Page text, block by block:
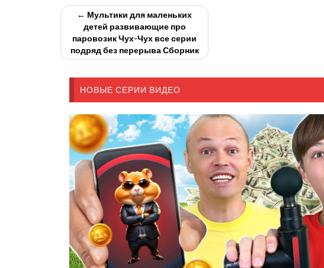
← Мультики для маленьких
детей развивающие про
паровозик Чух-Чух все серии
подряд без перерыва Сборник
НОВЫЕ СЕРИИ ВИДЕО